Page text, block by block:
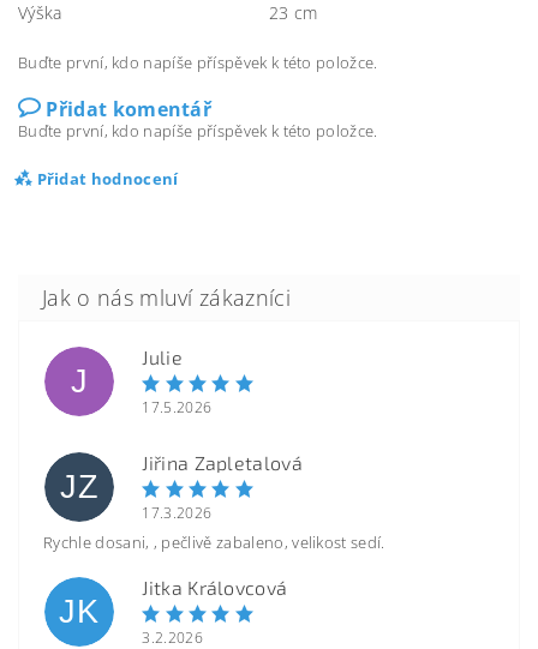
Výška
23 cm
Buďte první, kdo napíše příspěvek k této položce.
Přidat komentář
Buďte první, kdo napíše příspěvek k této položce.
Přidat hodnocení
J
Julie
17.5.2026
JZ
Jiřina Zapletalová
17.3.2026
Rychle dosani, , pečlivě zabaleno, velikost sedí.
JK
Jitka Královcová
3.2.2026